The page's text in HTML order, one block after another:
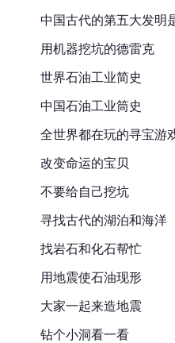
中国古代的第五大发明
用机器挖坑的德雷克
世界石油工业简史
中国石油工业筒史
全世界都在玩的寻宝游
改变命运的宝贝
不要给自己挖坑
寻找古代的湖泊和海洋
找岩石和化石帮忙
用地震使石油现形
大家一起来造地震
钻个小洞看一看